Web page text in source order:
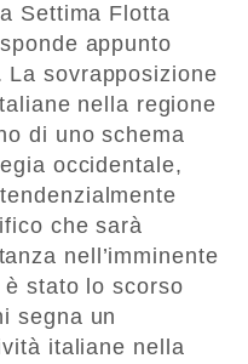
Settima Flotta
appunto
La sovrapposizione
nella regione
di uno schema
occidentale,
che sarà
nell’imminente
stato lo scorso
segna un
italiane nella